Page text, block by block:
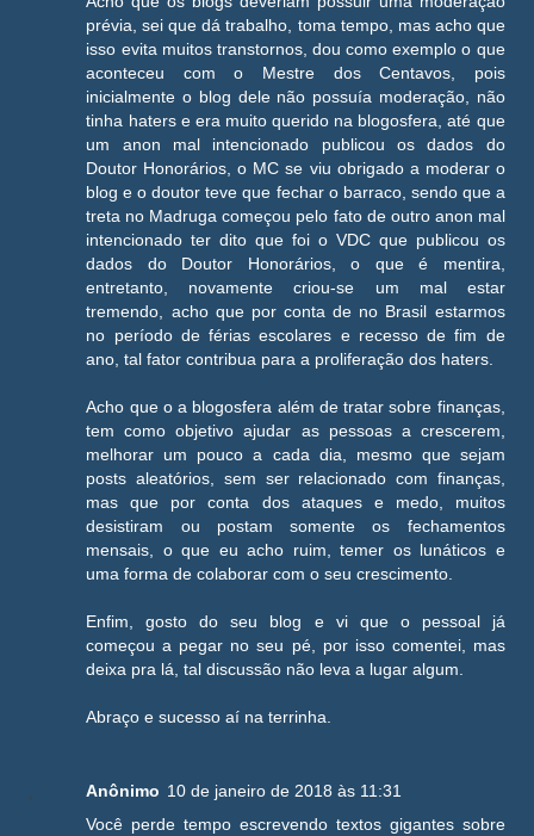
prévia, sei que dá trabalho, toma tempo, mas acho que
isso evita muitos transtornos, dou como exemplo o que
aconteceu com o Mestre dos Centavos, pois
inicialmente o blog dele não possuía moderação, não
tinha haters e era muito querido na blogosfera, até que
um anon mal intencionado publicou os dados do
Doutor Honorários, o MC se viu obrigado a moderar o
blog e o doutor teve que fechar o barraco, sendo que a
treta no Madruga começou pelo fato de outro anon mal
intencionado ter dito que foi o VDC que publicou os
dados do Doutor Honorários, o que é mentira,
entretanto, novamente criou-se um mal estar
tremendo, acho que por conta de no Brasil estarmos
no período de férias escolares e recesso de fim de
ano, tal fator contribua para a proliferação dos haters.
Acho que o a blogosfera além de tratar sobre finanças,
tem como objetivo ajudar as pessoas a crescerem,
melhorar um pouco a cada dia, mesmo que sejam
posts aleatórios, sem ser relacionado com finanças,
mas que por conta dos ataques e medo, muitos
desistiram ou postam somente os fechamentos
mensais, o que eu acho ruim, temer os lunáticos e
uma forma de colaborar com o seu crescimento.
Enfim, gosto do seu blog e vi que o pessoal já
começou a pegar no seu pé, por isso comentei, mas
deixa pra lá, tal discussão não leva a lugar algum.
Abraço e sucesso aí na terrinha.
Anônimo 10 de janeiro de 2018 às 11:31
Você perde tempo escrevendo textos gigantes sobre